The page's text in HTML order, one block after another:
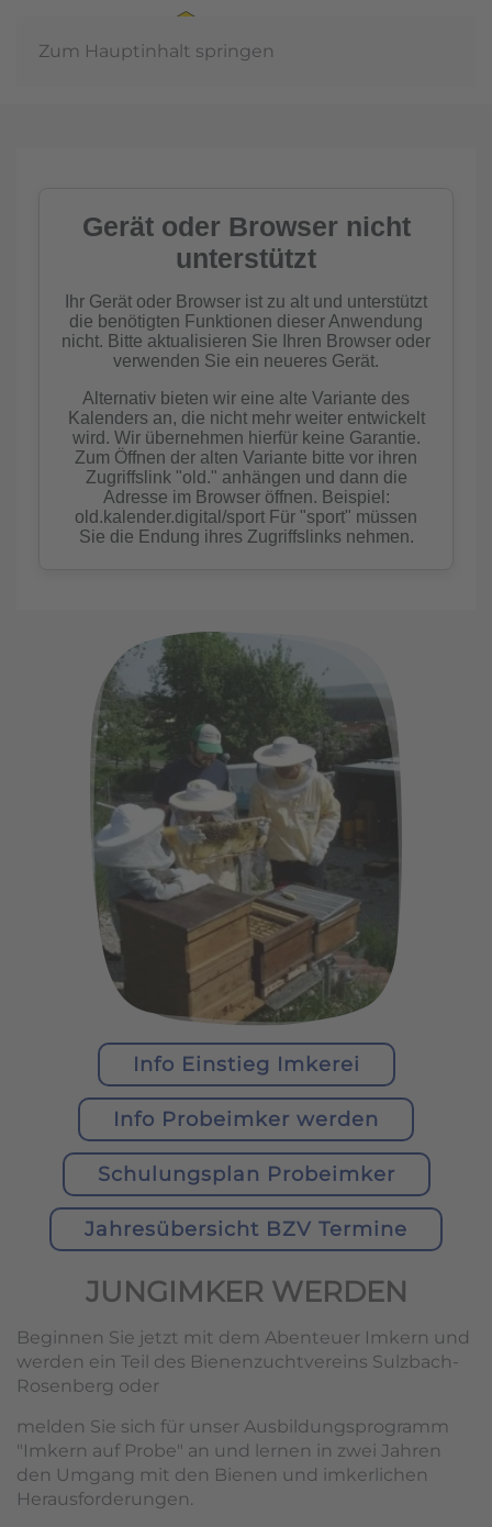
Zum Hauptinhalt springen
Imkern
Info Einstieg Imkerei
Info Probeimker werden
Schulungsplan Probeimker
Jahresübersicht BZV Termine
JUNGIMKER WERDEN
Beginnen Sie jetzt mit dem Abenteuer Imkern und
werden ein Teil des Bienenzuchtvereins Sulzbach-
Rosenberg oder
melden Sie sich für unser Ausbildungsprogramm
"Imkern auf Probe" an und lernen in zwei Jahren
den Umgang mit den Bienen und imkerlichen
Herausforderungen.